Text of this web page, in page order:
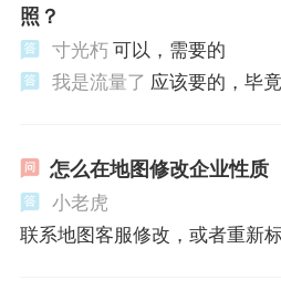
照？
寸光朽可以，需要的
我是流量了 应该要的，毕
怎么在地图修改企业性质
小老虎
联系地图客服修改，或者重新